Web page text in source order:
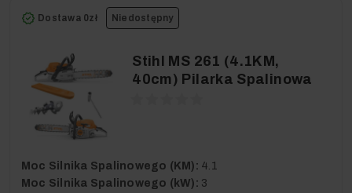
Niedostępny
Dostawa 0zł
Stihl MS 261 (4.1KM,
40cm) Pilarka Spalinowa
Moc Silnika Spalinowego (KM): 4.1
Moc Silnika Spalinowego (kW): 3